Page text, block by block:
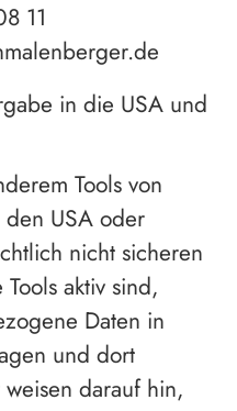
11
in die USA und
Tools von
USA oder
nicht sicheren
aktiv sind,
Daten in
und dort
darauf hin,